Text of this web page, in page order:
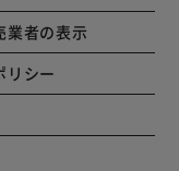
業者の表示
リシー